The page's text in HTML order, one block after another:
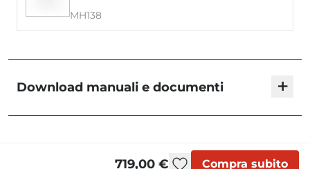
MH138
Download manuali e documenti +
719,00 € Compra subito